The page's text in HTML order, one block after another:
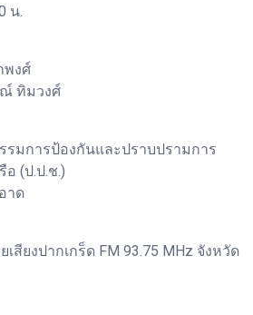
น.
พงศ์
ทิมวงศ์
มการป้องกันและปราบปรามการ
(ป.ป.ช.)
าด
สียงปากเกร็ด FM 93.75 MHz จังหวัด